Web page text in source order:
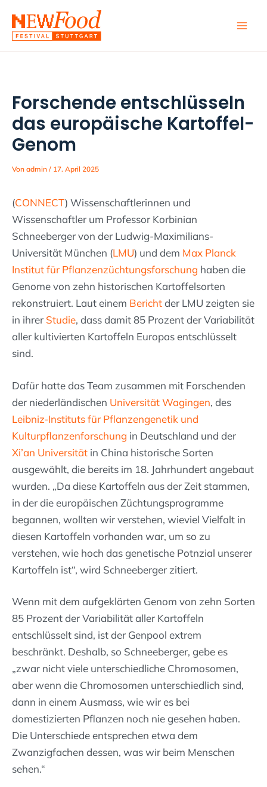
Inhalt
springen
Forschende entschlüsseln
das europäische Kartoffel-
Genom
Von admin / 17. April 2025
(CONNECT) Wissenschaftlerinnen und
Wissenschaftler um Professor Korbinian
Schneeberger von der Ludwig-Maximilians-
Universität München (LMU) und dem Max Planck
Institut für Pflanzenzüchtungsforschung haben die
Genome von zehn historischen Kartoffelsorten
rekonstruiert. Laut einem Berichtder LMU zeigten sie
in ihrer Studie, dass damit 85 Prozent der Variabilität
aller kultivierten Kartoffeln Europas entschlüsselt
sind.
Dafür hatte das Team zusammen mit Forschenden
der niederländischen Universität Wagingen, des
Leibniz-Instituts für Pflanzengenetik und
Kulturpflanzenforschung in Deutschland und der
Xi’an Universität in China historische Sorten
ausgewählt, die bereits im 18. Jahrhundert angebaut
wurden. „Da diese Kartoffeln aus der Zeit stammen,
in der die europäischen Züchtungsprogramme
begannen, wollten wir verstehen, wieviel Vielfalt in
diesen Kartoffeln vorhanden war, um so zu
verstehen, wie hoch das genetische Potnzial unserer
Kartoffeln ist“, wird Schneeberger zitiert.
Wenn mit dem aufgeklärten Genom von zehn Sorten
85 Prozent der Variabilität aller Kartoffeln
entschlüsselt sind, ist der Genpool extrem
beschränkt. Deshalb, so Schneeberger, gebe es
„zwar nicht viele unterschiedliche Chromosomen,
aber wenn die Chromosomen unterschiedlich sind,
dann in einem Ausmass, wie wir es bei
domestizierten Pflanzen noch nie gesehen haben.
Die Unterschiede entsprechen etwa dem
Zwanzigfachen dessen, was wir beim Menschen
sehen.“